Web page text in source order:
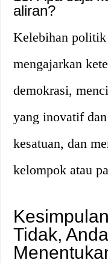
aliran?
Kelebihan
mengajarkan
demokrasi,
yang inovatif
kesatuan, dan
kelompok atau
Tidak,